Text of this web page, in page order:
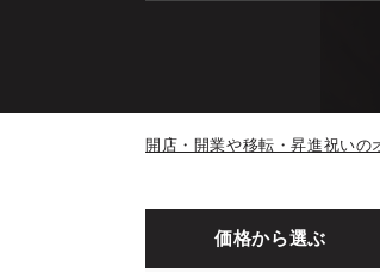
開店・開業や移転・昇進祝いの
価格から選ぶ